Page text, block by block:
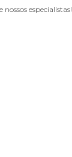
especialistas!